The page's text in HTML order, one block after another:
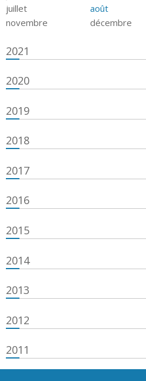
juillet
août
novembre
décembre
2021
2020
2019
2018
2017
2016
2015
2014
2013
2012
2011